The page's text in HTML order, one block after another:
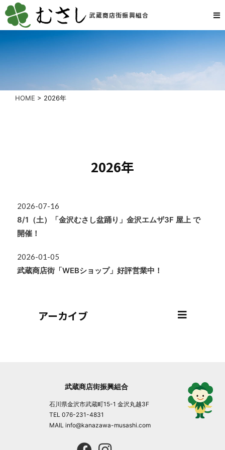
武蔵商店街振興組合
HOME > 2026年
2026年
2026-07-16
8/1（土）「金沢むさし盆踊り」金沢エムザ3F 屋上 で
開催！
2026-01-05
武蔵商店街「WEBショップ」好評営業中！
アーカイブ
武蔵商店街振興組合
石川県金沢市武蔵町15-1 金沢丸越3F
TEL 076-231-4831
MAIL info@kanazawa-musashi.com